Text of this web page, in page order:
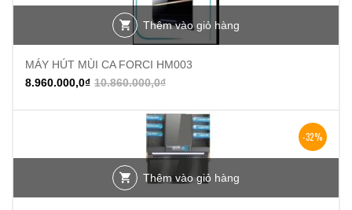
Thêm vào giỏ hàng
MÁY HÚT MÙI CA FORCI HM003
10.860.000,0₫
8.960.000,0₫
-32%
Thêm vào giỏ hàng